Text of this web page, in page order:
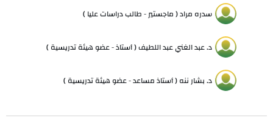
سدره مراد ( ماجستير - طالب دراسات عليا )
د. عبد الغني عبد اللطيف ( أستاذ - عضو هيئة تدريسية )
د. بشار ننه ( أستاذ مساعد - عضو هيئة تدريسية )